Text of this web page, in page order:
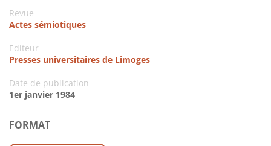
Revue
Actes sémiotiques
Editeur
Presses universitaires de Limoges
Date de publication
1er janvier 1984
FORMAT